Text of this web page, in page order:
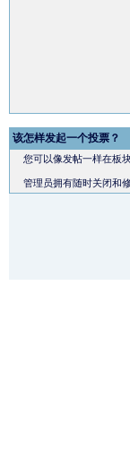
该怎样发起一个投票？
您可以像发帖一样在板
管理员拥有随时关闭和修